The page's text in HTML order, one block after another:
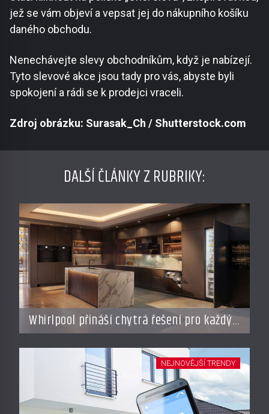
jež se vám objeví a vepsat jej do nákupního košíku
daného obchodu.
Nenechávejte slevy obchodníkům, když je nabízejí.
Tyto slevové akce jsou tady pro vás, abyste byli
spokojení a rádi se k prodejci vraceli.
Zdroj obrázku: Surasak_Ch / Shutterstock.com
DALŠÍ ČLÁNKY Z RUBRIKY:
Whirlpool přináší chytrá řešení pro každý
styl vaření
NEJNOVĚJŠÍ TRENDY